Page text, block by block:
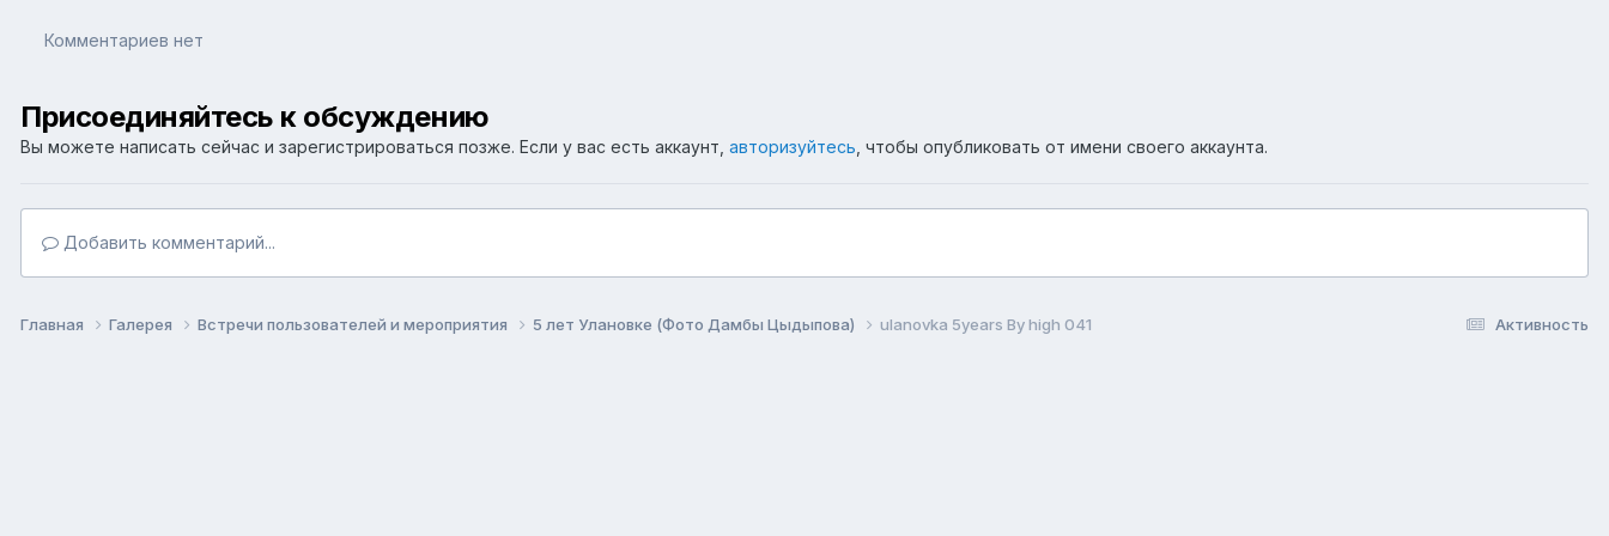
Комментариев нет
Присоединяйтесь к обсуждению
Вы можете написать сейчас и зарегистрироваться позже. Если у вас есть аккаунт, авторизуйтесь , чтобы опубликовать от имени своего аккаунта.
Добавить комментарий...
Активность
Главная Галерея Встречи пользователей и мероприятия 5 лет Улановке (Фото Дамбы Цыдыпова) ulanovka 5years By high 041